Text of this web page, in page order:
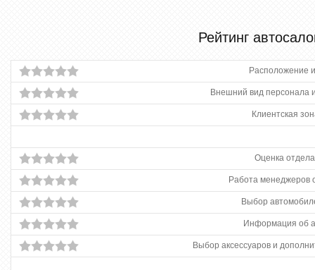
Рейтинг
Расположение
Внешний вид персонала
Клиентская
Оценка
Работа менеджеров
Выбор
Информация об
Выбор аксессуаров и